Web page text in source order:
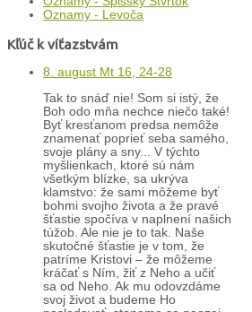
Oznamy - Levoča
Kľúč k víťazstvám
8. august Mt 16, 24-28
Tak to snáď nie! Som si istý, že
Boh odo mňa nechce niečo také!
Byť kresťanom predsa nemôže
znamenať poprieť seba samého,
svoje plány a sny... V týchto
myšlienkach, ktoré sú nám
všetkým blízke, sa ukrýva
klamstvo: že sami môžeme byť
bohmi svojho života a že pravé
šťastie spočíva v naplnení našich
túžob. Ale nie je to tak. Naše
skutočné šťastie je v tom, že
patríme Kristovi – že môžeme
kráčať s Ním, žiť z Neho a učiť
sa od Neho. Ak mu odovzdáme
svoj život a budeme Ho